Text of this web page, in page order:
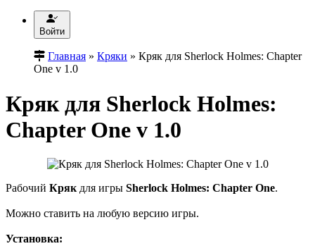
Войти
Главная » Кряки » Кряк для Sherlock Holmes: Chapter
One v 1.0
Кряк для Sherlock Holmes:
Chapter One v 1.0
Рабочий Кряк для игры Sherlock Holmes: Chapter One.
Можно ставить на любую версию игры.
Установка: